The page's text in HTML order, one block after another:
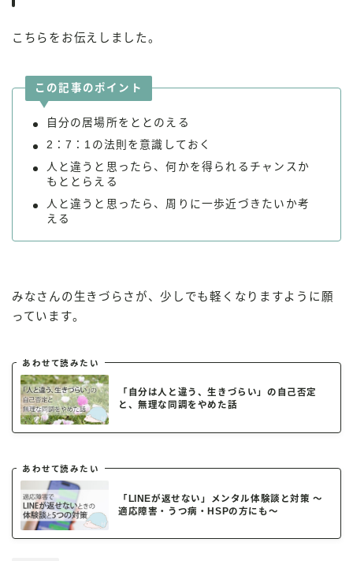
こちらをお伝えしました。
この記事のポイント
自分の居場所をととのえる
2：7：1の法則を意識しておく
人と違うと思ったら、何かを得られるチャンスか
もととらえる
人と違うと思ったら、周りに一歩近づきたいか考
える
みなさんの生きづらさが、少しでも軽くなりますように願
っています。
あわせて読みたい
「自分は人と違う、生きづらい」の自己否定
と、無理な同調をやめた話
あわせて読みたい
「LINEが返せない」メンタル体験談と対策 ～
適応障害・うつ病・HSPの方にも～